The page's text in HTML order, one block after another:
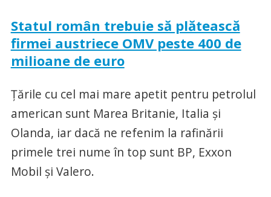
Statul român trebuie să plătească
firmei austriece OMV peste 400 de
milioane de euro
Ţările cu cel mai mare apetit pentru petrolul
american sunt Marea Britanie, Italia şi
Olanda, iar dacă ne refenim la rafinării
primele trei nume în top sunt BP, Exxon
Mobil şi Valero.